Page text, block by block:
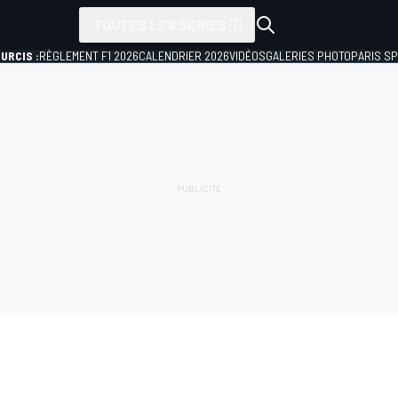
:RÈGLEMENT F1 2026CALENDRIER 2026VIDÉOSGALERIES PHOTOPARIS